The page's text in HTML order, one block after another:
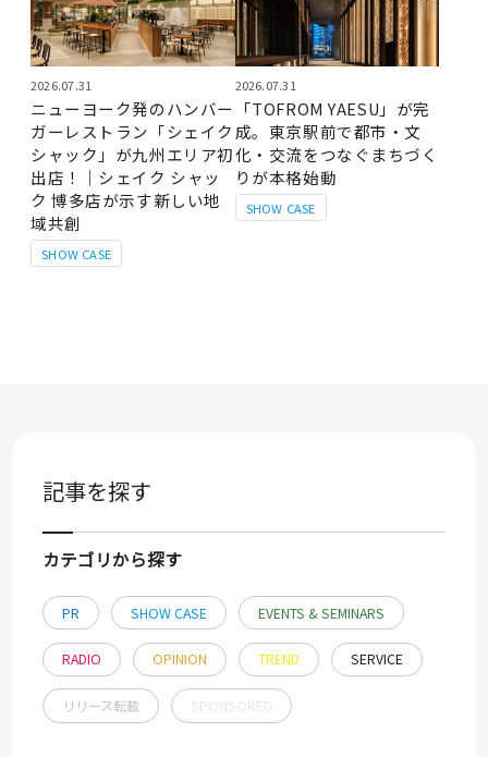
SHOW CASE
2026.07.31
ニューヨーク発のハンバー
ガーレストラン「シェイク
シャック」が九州エリア初
出店！｜シェイク シャッ
ク 博多店が示す新しい地
域共創
SHOW CASE
2026.07.31
「TOFROM YAESU」が完
成。東京駅前で都市・文
化・交流をつなぐまちづく
りが本格始動
記事を探す
カテゴリから探す
PR SHOW CASE EVENTS & SEMINARS
RADIO OPINION TREND SERVICE
リリース転載